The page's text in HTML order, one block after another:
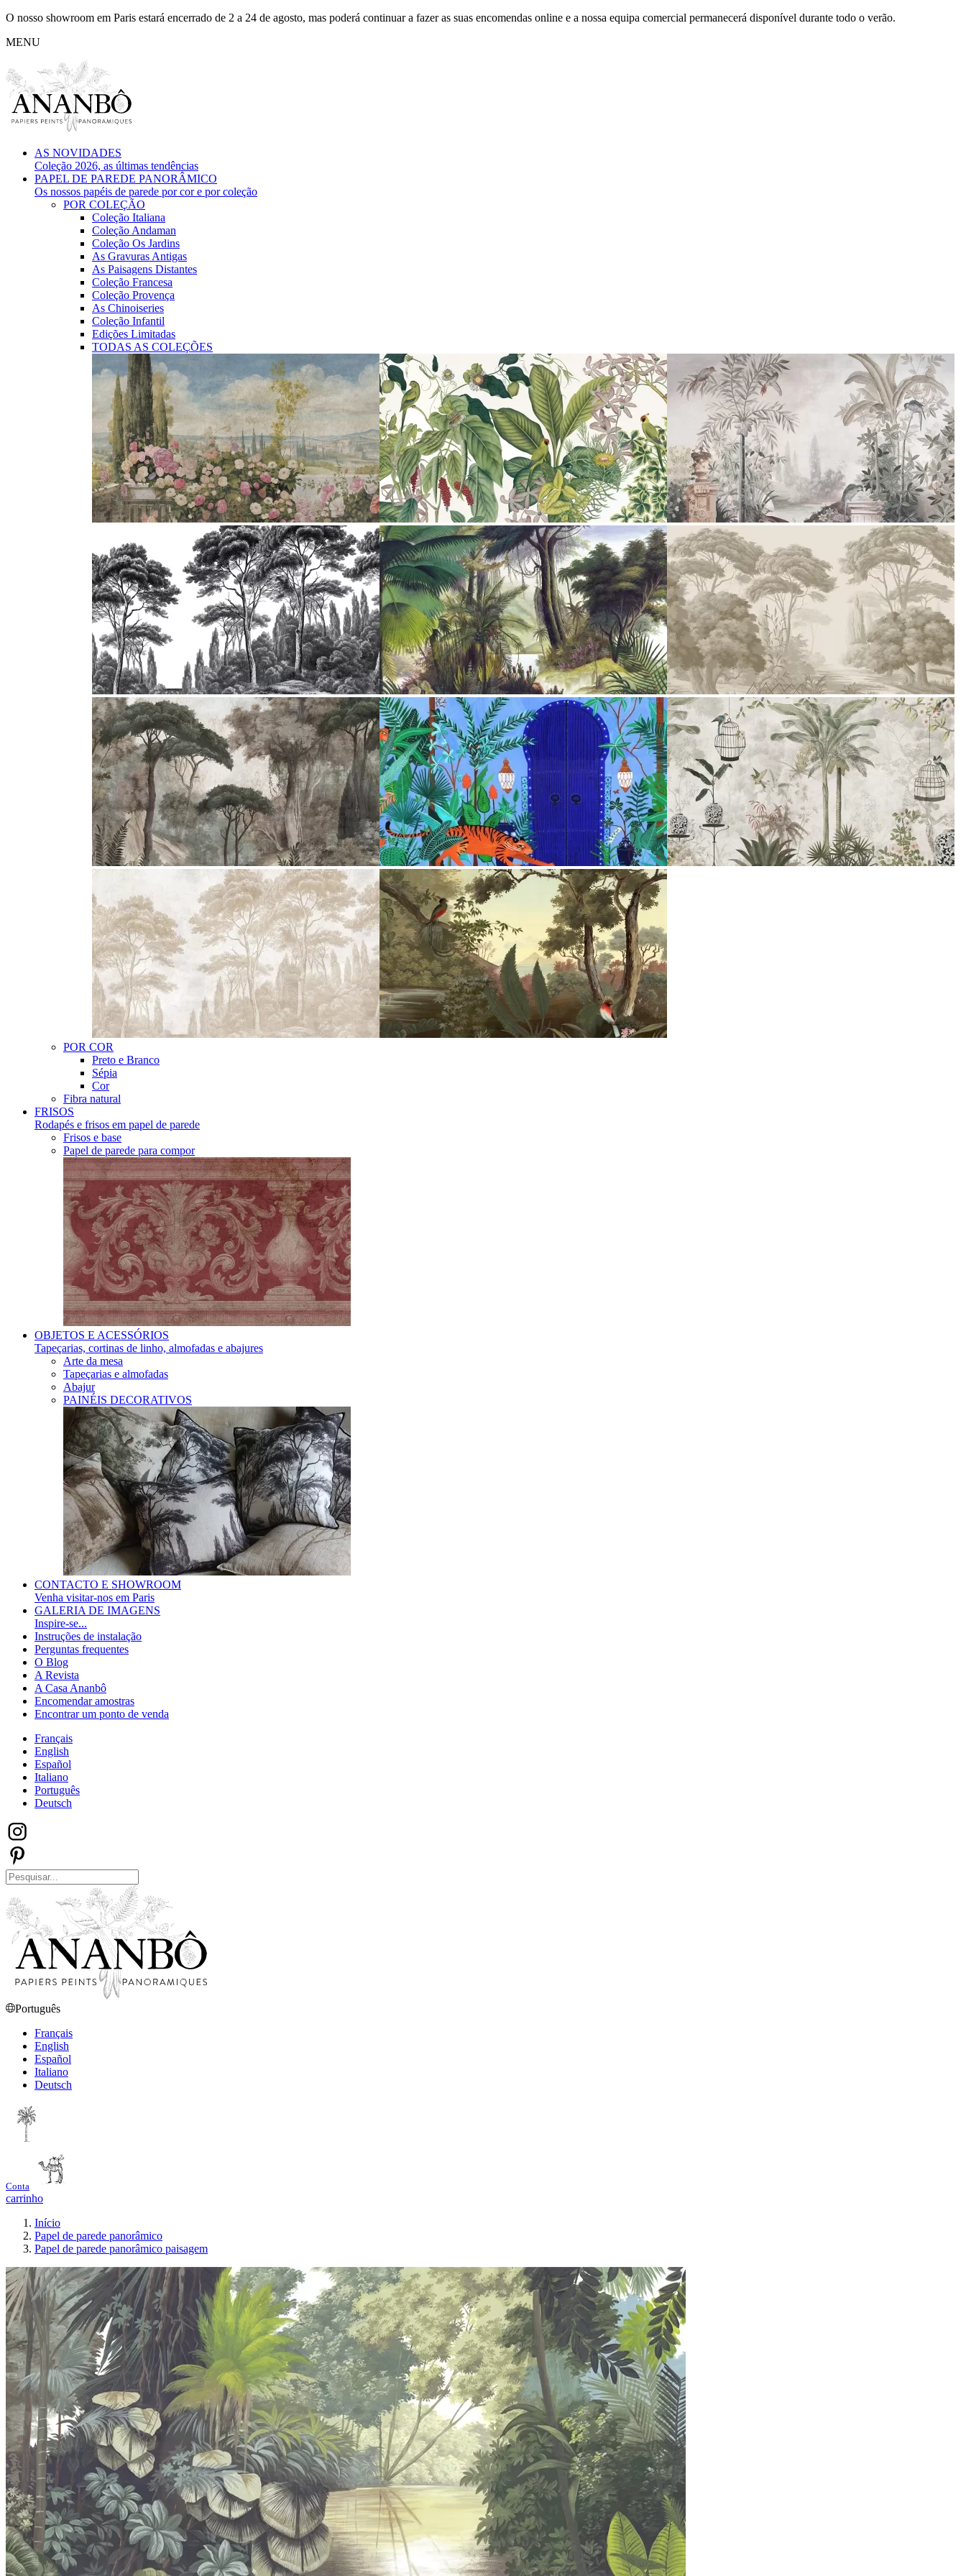
O nosso showroom em Paris estará encerrado de 2 a 24 de agosto, mas poderá continuar a fazer as suas encomendas online e a nossa equipa comercial permanecerá disponível durante todo o verão.
MENU
AS NOVIDADES
Coleção 2026, as últimas tendências
PAPEL DE PAREDE PANORÂMICO
Os nossos papéis de parede por cor e por coleção
POR COLEÇÃO
Coleção Italiana
Coleção Andaman
Coleção Os Jardins
As Gravuras Antigas
As Paisagens Distantes
Coleção Francesa
Coleção Provença
As Chinoiseries
Coleção Infantil
Edições Limitadas
TODAS AS COLEÇÕES
POR COR
Preto e Branco
Sépia
Cor
Fibra natural
FRISOS
Rodapés e frisos em papel de parede
Frisos e base
Papel de parede para compor
OBJETOS E ACESSÓRIOS
Tapeçarias, cortinas de linho, almofadas e abajures
Arte da mesa
Tapeçarias e almofadas
Abajur
PAINÉIS DECORATIVOS
CONTACTO E SHOWROOM
Venha visitar-nos em Paris
GALERIA DE IMAGENS
Inspire-se...
Instruções de instalação
Perguntas frequentes
O Blog
A Revista
A Casa Ananbô
Encomendar amostras
Encontrar um ponto de venda
Français
English
Español
Italiano
Português
Deutsch
Português
Français
English
Español
Italiano
Deutsch
Conta
carrinho
Início
Papel de parede panorâmico
Papel de parede panorâmico paisagem